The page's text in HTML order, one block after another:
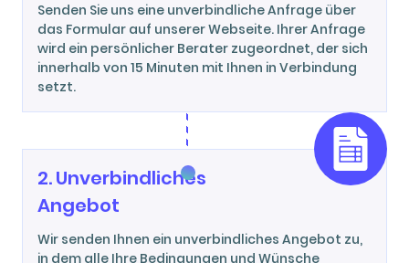
Senden Sie uns eine unverbindliche Anfrage über
das Formular auf unserer Webseite. Ihrer Anfrage
wird ein persönlicher Berater zugeordnet, der sich
innerhalb von 15 Minuten mit Ihnen in Verbindung
setzt.
2. Unverbindliches
Angebot
Wir senden Ihnen ein unverbindliches Angebot zu,
in dem alle Ihre Bedingungen und Wünsche